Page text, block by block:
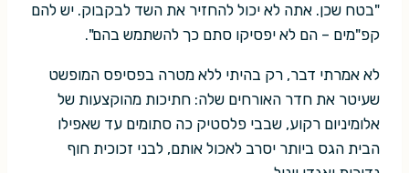
"בטח שכן. אתה לא יכול להחזיר את השד לבקבוק. יש להם
קפ"מים – הם לא יפסיקו סתם כך להשתמש בהם".
לא אמרתי דבר, רק בהיתי ללא מטרה בפסיפס המופשט
שעיטר את חדר האורחים שלה: חתיכות מהוקצעות של
אלומיניום רקוע, שבבי פלסטיק כה סתומים עד שאפילו
הבית הגס ביותר יסרב לאכול אותם, לבני זכוכית חוף